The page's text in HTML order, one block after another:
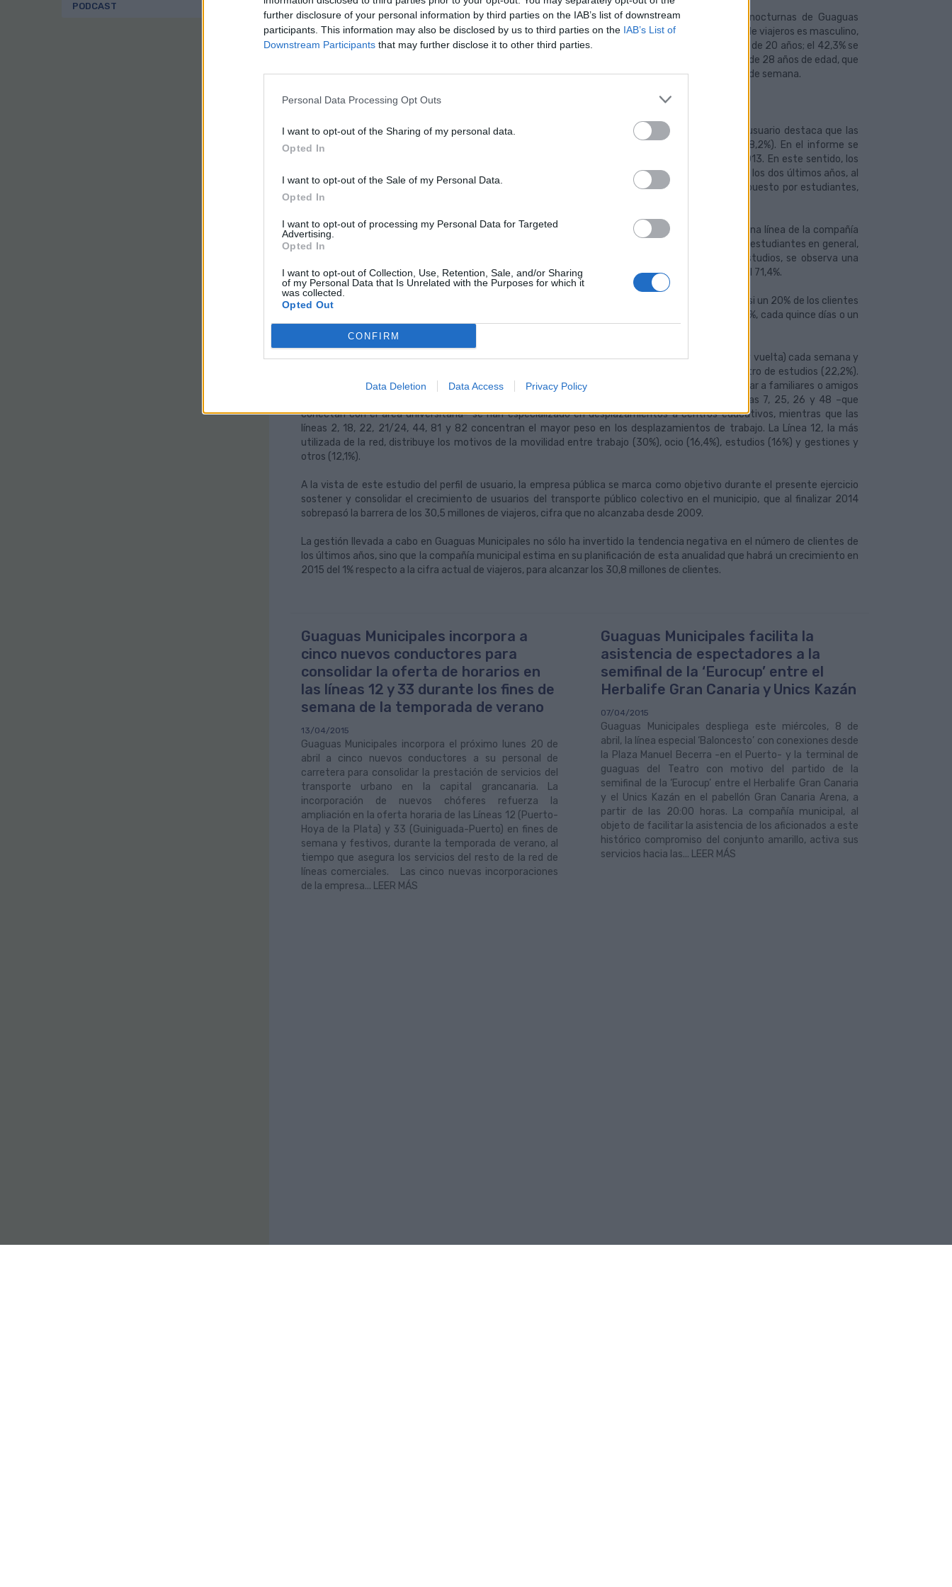
further disclosure of your personal information by third parties on the IAB’s list of downstream
participants. This information may also be disclosed by us to third parties on the IAB’s List of
Downstream Participants that may further disclose it to other third parties.
Personal Data Processing Opt Outs
I want to opt-out of the Sharing of my personal data.
Opted In
I want to opt-out of the Sale of my Personal Data.
Opted In
I want to opt-out of processing my Personal Data for Targeted
Advertising.
Opted In
I want to opt-out of Collection, Use, Retention, Sale, and/or Sharing
of my Personal Data that Is Unrelated with the Purposes for which it
was collected.
Opted Out
CONFIRM
Data Deletion Data Access Privacy Policy
PODCAST
Estas mismas coordenadas de género cambian radicalmente si observamos las tres líneas nocturnas de Guaguas
Municipales. En las líneas Luna, que se activan a diario desde las 22:45 a las 05:35 horas, un 57,4% de viajeros es masculino,
frente al 42,6% de usuarias femeninas. En la escala de edad, el 34,6% de los usuarios tiene menos de 20 años; el 42,3% se
encuentra entre los 20 y 30 años; y el 23,3% cuenta con más de 30 años, lo que ofrece una media de 28 años de edad, que
coincide mayoritariamente con los jóvenes que se trasladan a los lugares de ocio durante los fines de semana.
Viajes para trabajo o estudio
En cuanto a la situación laboral de los usuarios de Guaguas Municipales, el estudio del perfil de usuario destaca que las
principales ocupaciones de los viajeros son trabajador por cuenta ajena (38%) y estudiante (28,2%). En el informe se
observa un significativo aumento del colectivo de ocupados respecto a la última medición de 2013. En este sentido, los
trabajadores, ya sean por cuenta ajena o autónomos, se han incrementado del 39,2% al 42,6% en los dos últimos años, al
tiempo que los desempleados han disminuido del 18,3% al 14,6%. La evolución del colectivo compuesto por estudiantes,
jubilados, amas de casa y rentistas se mantiene estable.
En cuanto al uso de Guaguas Municipales, tres de cada cuatro viajeros (73,3%) toma a diario alguna línea de la compañía
municipal. Esta fidelidad aumenta entre el grupo de edad de 14 a 18 años, que lo hace el 86,1%; los estudiantes en general,
83,8%, y los trabajadores por cuenta ajena, 78,5%. En el dato comparado con los anteriores estudios, se observa una
tendencia de aumento del uso diario de Guaguas Municipales, que en 2011 era del 65% y en 2013 del 71,4%.
En escala actual de la frecuencia de usuarios, además del 73,3% que utilizan el servicio a diario, casi un 20% de los clientes
usa el transporte público colectivo 2 o 3 días por semana; el 3,8% lo hace un día a la semana; el 1,9%, cada quince días o un
Por término medio, el usuario de la compañía municipal realiza entre 13 y 14 viajes (incluido la ida y vuelta) cada semana y
el principal motivo que determina el desplazamiento es dirigirse al lugar de trabajo (33,7%) o centro de estudios (22,2%).
En esta relación, le siguen el ocio (13,5%), gestiones personales (8,1%), acudir al médico (6,9%), visitar a familiares o amigos
(6,1%), ir de compras (3,6%) y otros (5,9%). En este sentido, en términos porcentuales, las líneas 7, 25, 26 y 48 –que
conectan con el área universitaria- se han especializado en desplazamientos a centros educativos, mientras que las
líneas 2, 18, 22, 21/24, 44, 81 y 82 concentran el mayor peso en los desplazamientos de trabajo. La Línea 12, la más
utilizada de la red, distribuye los motivos de la movilidad entre trabajo (30%), ocio (16,4%), estudios (16%) y gestiones y
otros (12,1%).
A la vista de este estudio del perfil de usuario, la empresa pública se marca como objetivo durante el presente ejercicio
sostener y consolidar el crecimiento de usuarios del transporte público colectivo en el municipio, que al finalizar 2014
sobrepasó la barrera de los 30,5 millones de viajeros, cifra que no alcanzaba desde 2009.
La gestión llevada a cabo en Guaguas Municipales no sólo ha invertido la tendencia negativa en el número de clientes de
los últimos años, sino que la compañía municipal estima en su planificación de esta anualidad que habrá un crecimiento en
2015 del 1% respecto a la cifra actual de viajeros, para alcanzar los 30,8 millones de clientes.
Guaguas Municipales incorpora a
cinco nuevos conductores para
consolidar la oferta de horarios en
las líneas 12 y 33 durante los fines de
semana de la temporada de verano
13/04/2015
Guaguas Municipales incorpora el próximo lunes 20 de
abril a cinco nuevos conductores a su personal de
carretera para consolidar la prestación de servicios del
transporte urbano en la capital grancanaria. La
incorporación de nuevos chóferes refuerza la
ampliación en la oferta horaria de las Líneas 12 (Puerto-
Hoya de la Plata) y 33 (Guiniguada-Puerto) en fines de
semana y festivos, durante la temporada de verano, al
tiempo que asegura los servicios del resto de la red de
líneas comerciales. Las cinco nuevas incorporaciones
de la empresa... LEER MÁS
Guaguas Municipales facilita la
asistencia de espectadores a la
semifinal de la ‘Eurocup’ entre el
Herbalife Gran Canaria y Unics Kazán
07/04/2015
Guaguas Municipales despliega este miércoles, 8 de
abril, la línea especial ‘Baloncesto’ con conexiones desde
la Plaza Manuel Becerra -en el Puerto- y la terminal de
guaguas del Teatro con motivo del partido de la
semifinal de la ‘Eurocup’ entre el Herbalife Gran Canaria
y el Unics Kazán en el pabellón Gran Canaria Arena, a
partir de las 20:00 horas. La compañía municipal, al
objeto de facilitar la asistencia de los aficionados a este
histórico compromiso del conjunto amarillo, activa sus
servicios hacia las... LEER MÁS